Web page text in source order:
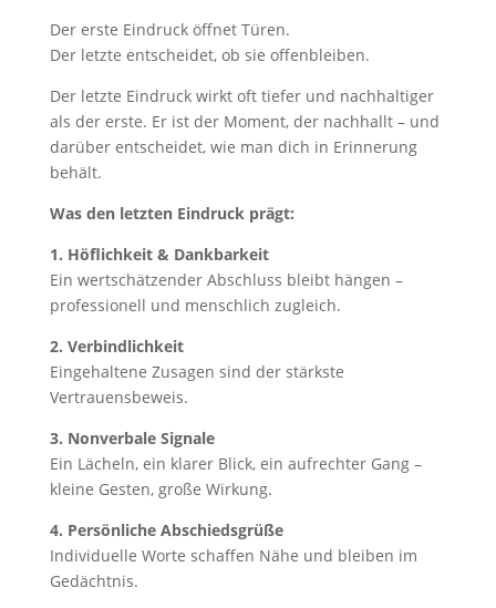
Der erste Eindruck öffnet Türen.
Der letzte entscheidet, ob sie offenbleiben.
Der letzte Eindruck wirkt oft tiefer und nachhaltiger
als der erste. Er ist der Moment, der nachhallt – und
darüber entscheidet, wie man dich in Erinnerung
behält.
Was den letzten Eindruck prägt:
1. Höflichkeit & Dankbarkeit
Ein wertschätzender Abschluss bleibt hängen –
professionell und menschlich zugleich.
2. Verbindlichkeit
Eingehaltene Zusagen sind der stärkste
Vertrauensbeweis.
3. Nonverbale Signale
Ein Lächeln, ein klarer Blick, ein aufrechter Gang –
kleine Gesten, große Wirkung.
4. Persönliche Abschiedsgrüße
Individuelle Worte schaffen Nähe und bleiben im
Gedächtnis.